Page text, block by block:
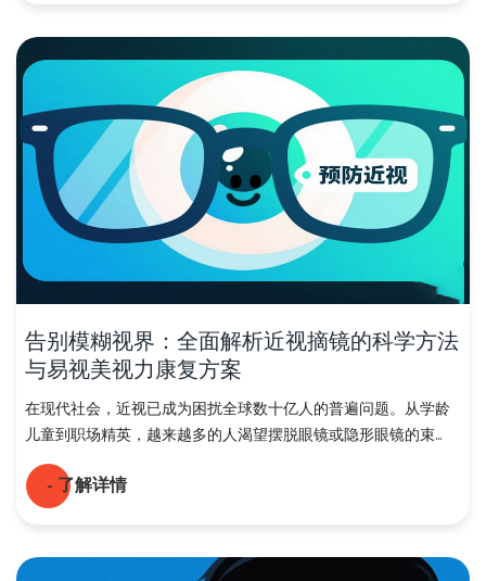
告别模糊视界：全面解析近视摘镜的科学方法
与易视美视力康复方案
在现代社会，近视已成为困扰全球数十亿人的普遍问题。从学龄
儿童到职场精英，越来越多的人渴望摆脱眼镜或隐形眼镜的束...
- 了解详情